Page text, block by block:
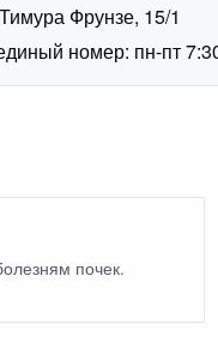
Фрунзе, 15/1
номер: пн-пт
почек.